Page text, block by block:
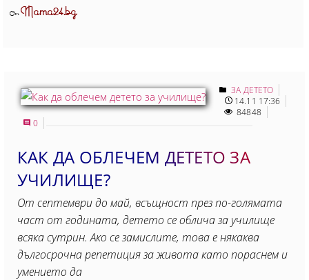
ОтMama24.bg
ЗА ДЕТЕТО
14.11 17:36
84848
0
КАК ДА ОБЛЕЧЕМ ДЕТЕТО ЗА
УЧИЛИЩЕ?
От септември до май, всъщност през по-голямата
част от годината, детето се облича за училище
всяка сутрин. Ако се замислите, това е някаква
дългосрочна репетиция за живота като пораснем и
умението да